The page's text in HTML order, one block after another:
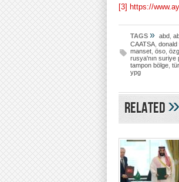
[3] https://
TAGS » abd
CAATSA donald
manset öso
rusya'nın suriye
tampon bölge
ypg
Related»